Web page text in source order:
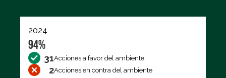
2024
94%
31Acciones a favor del ambiente
2Acciones en contra del ambiente